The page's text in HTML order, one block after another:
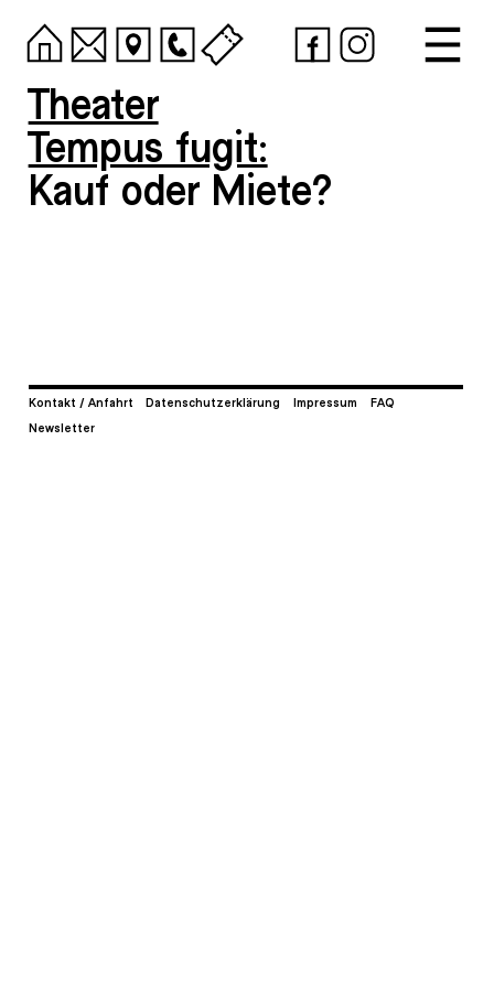
Theater
Tempus fugit:
Kauf oder Miete?
Kontakt / Anfahrt Datenschutzerklärung Impressum
FAQ
Newsletter